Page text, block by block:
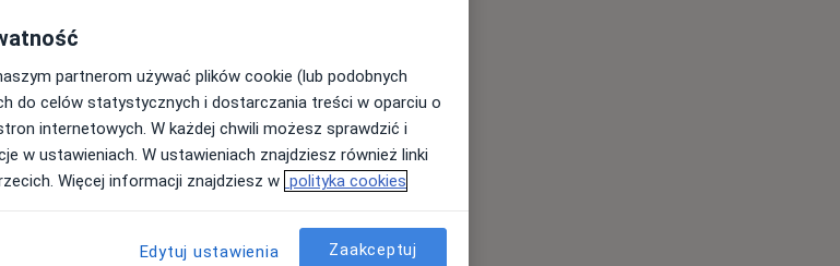
gdzie uśmiech i
endodoncji,
oferuje
partnerom używać plików cookie (lub podobnych
do celów statystycznych i dostarczania treści w oparciu o
internetowych. W każdej chwili możesz sprawdzić i
w ustawieniach. W ustawieniach znajdziesz również linki
Więcej informacji znajdziesz w polityka cookies
Edytuj ustawienia Zaakceptuj